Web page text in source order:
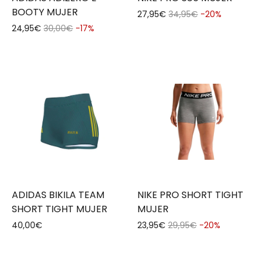
BOOTY MUJER
24,95€ 30,00€ -17%
27,95€ 34,95€ -20%
ADIDAS BIKILA TEAM
SHORT TIGHT MUJER
40,00€
NIKE PRO SHORT TIGHT
MUJER
23,95€ 29,95€ -20%